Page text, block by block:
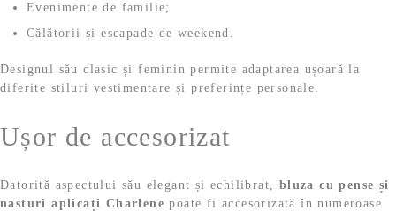
Evenimente de familie;
Călătorii și escapade de weekend.
Designul său clasic și feminin permite adaptarea ușoară la
diferite stiluri vestimentare și preferințe personale.
Ușor de accesorizat
Datorită aspectului său elegant și echilibrat, bluza cu pense și
nasturi aplicați Charlene poate fi accesorizată în numeroase